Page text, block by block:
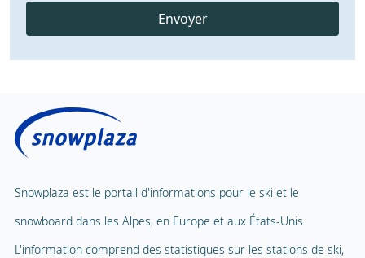
Envoyer
Snowplaza est le portail d'informations pour le ski et le
snowboard dans les Alpes, en Europe et aux États-Unis.
L'information comprend des statistiques sur les stations de ski,